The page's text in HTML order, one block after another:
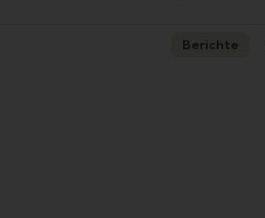
Berichte